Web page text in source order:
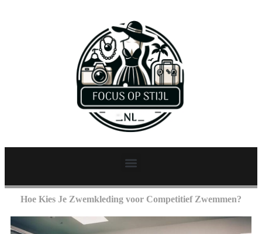
Hoe Kies Je Zwemkleding voor Competitief Zwemmen?